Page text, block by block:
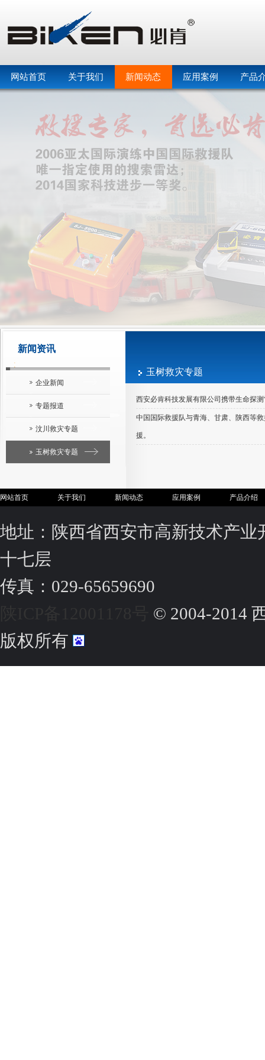
网站首页 关于我们 新闻动态 应用案例 产品
新闻资讯
企业新闻
专题报道
汶川救灾专题
玉树救灾专题
玉树救灾专题
西安必肯科技发展有限公司携带生命探
中国国际救援队与青海、甘肃、陕西等
援。
网站首页 关于我们 新闻动态 应用案例 产品介绍
地址：陕西省西安市高新技术产
十七层
传真：029-65659690
© 2004-2014
版权所有